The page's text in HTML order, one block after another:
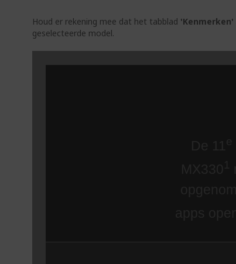
Houd er rekening mee dat het tabblad 'Kenmerken'
geselecteerde model.